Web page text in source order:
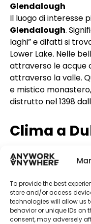
To provide the best
store and/or access
technologies will allow us
behavior or unique IDs on
consent, may adversely
Glendalough
Il luogo di interesse
Glendalough.
laghi” e difatti si
Lower Lake. Nelle
attraverso le acque
attraverso la valle.
e mistico
distrutto nel 1398
Clima a
Il clima di Dublino è
piuttosto umido
temperature
invernisono freddi,
molto piovosi.